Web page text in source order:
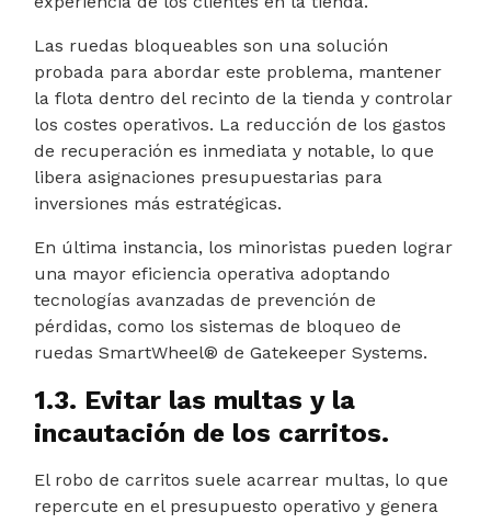
Las ruedas bloqueables son una solución
probada para abordar este problema, mantener
la flota dentro del recinto de la tienda y controlar
los costes operativos. La reducción de los gastos
de recuperación es inmediata y notable, lo que
libera asignaciones presupuestarias para
inversiones más estratégicas.
En última instancia, los minoristas pueden lograr
una mayor eficiencia operativa adoptando
tecnologías avanzadas de prevención de
pérdidas, como los sistemas de bloqueo de
ruedas SmartWheel® de Gatekeeper Systems.
1.3. Evitar las multas y la
incautación de los carritos.
El robo de carritos suele acarrear multas, lo que
repercute en el presupuesto operativo y genera